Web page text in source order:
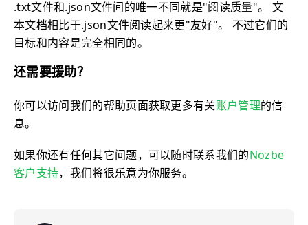
.txt文件和.json文件间的唯一不同就是"阅读质量"。 文
本文档相比于.json文件阅读起来更"友好"。 不过它们的
目标和内容是完全相同的。
还需要援助？
你可以访问我们的帮助页面获取更多有关账户管理的信
息。
如果你还有任何其它问题，可以随时联系我们的Nozbe
客户支持，我们将很乐意为你服务。